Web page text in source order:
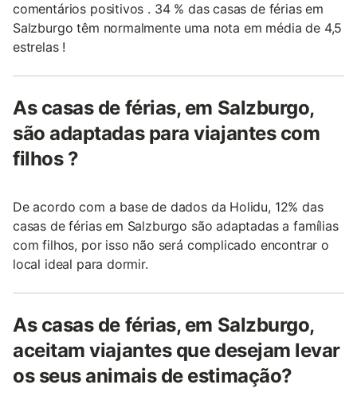
comentários positivos . 34 % das casas de férias em
Salzburgo têm normalmente uma nota em média de 4,5
estrelas !
As casas de férias, em Salzburgo,
são adaptadas para viajantes com
filhos ?
De acordo com a base de dados da Holidu, 12% das
casas de férias em Salzburgo são adaptadas a famílias
com filhos, por isso não será complicado encontrar o
local ideal para dormir.
As casas de férias, em Salzburgo,
aceitam viajantes que desejam levar
os seus animais de estimação?